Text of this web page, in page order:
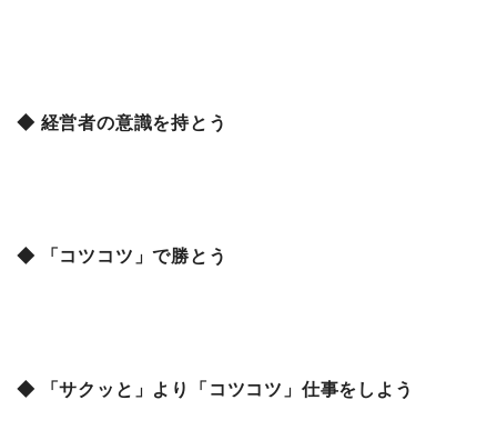
◆ 経営者の意識を持とう
◆ 「コツコツ」で勝とう
◆ 「サクッと」より「コツコツ」仕事をしよう